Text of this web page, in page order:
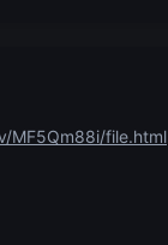
MF5Qm88i/file.html